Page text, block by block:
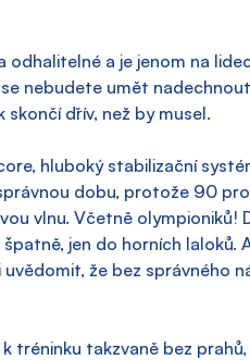
odhalitelné a je jenom na
nebudete umět
dřív, než by musel.
hluboký stabilizační
dobu, protože 90
vlnu. Včetně olympioniků!
jen do horních
uvědomit, že bez správného
tréninku takzvaně bez